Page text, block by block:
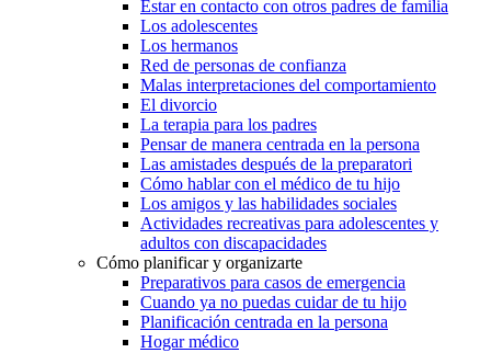
Estar en contacto con otros padres de familia
Los adolescentes
Los hermanos
Red de personas de confianza
Malas interpretaciones del comportamiento
El divorcio
La terapia para los padres
Pensar de manera centrada en la persona
Las amistades después de la preparatori
Cómo hablar con el médico de tu hijo
Los amigos y las habilidades sociales
Actividades recreativas para adolescentes y
adultos con discapacidades
Cómo planificar y organizarte
Preparativos para casos de emergencia
Cuando ya no puedas cuidar de tu hijo
Planificación centrada en la persona
Hogar médico